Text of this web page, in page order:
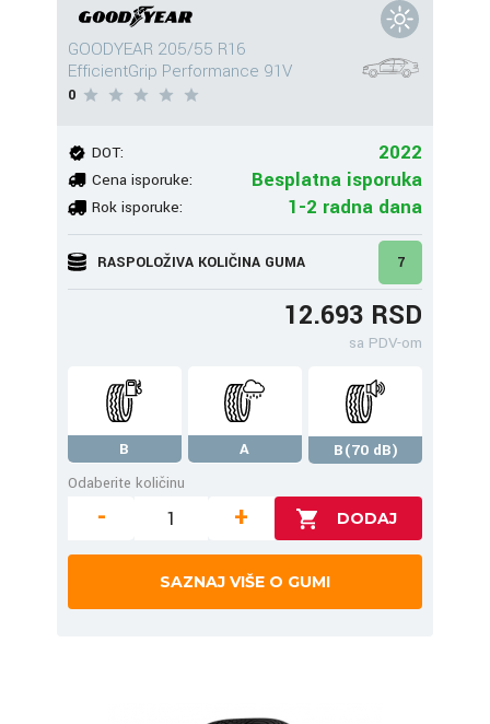
GOODYEAR 205/55 R16
EfficientGrip Performance 91V
0
DOT: 2022
Cena isporuke: Besplatna isporuka
Rok isporuke: 1-2 radna dana
RASPOLOŽIVA KOLIČINA GUMA 7
12.693 RSD
sa PDV-om
B A
B(70 dB)
Odaberite količinu
- +
SAZNAJ VIŠE O GUMI